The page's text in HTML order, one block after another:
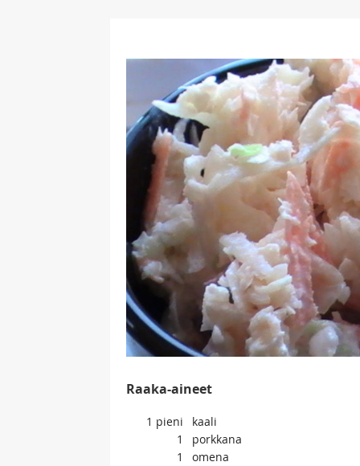
Raaka-aineet
1 pieni
kaali
1
porkkana
1
omena